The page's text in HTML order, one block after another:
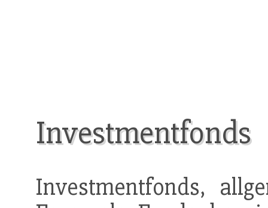
Investmentfonds
Investmentfonds,